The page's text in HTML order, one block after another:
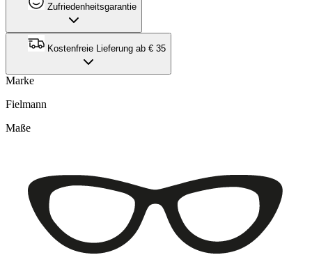
Zufriedenheitsgarantie
Kostenfreie Lieferung ab € 35
Marke
Fielmann
Maße